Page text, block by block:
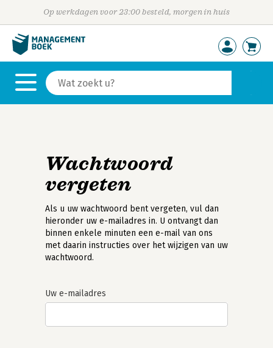
Op werkdagen voor 23:00 besteld, morgen in huis
Wachtwoord
vergeten
Als u uw wachtwoord bent vergeten, vul dan
hieronder uw e-mailadres in. U ontvangt dan
binnen enkele minuten een e-mail van ons
met daarin instructies over het wijzigen van uw
wachtwoord.
Uw e-mailadres